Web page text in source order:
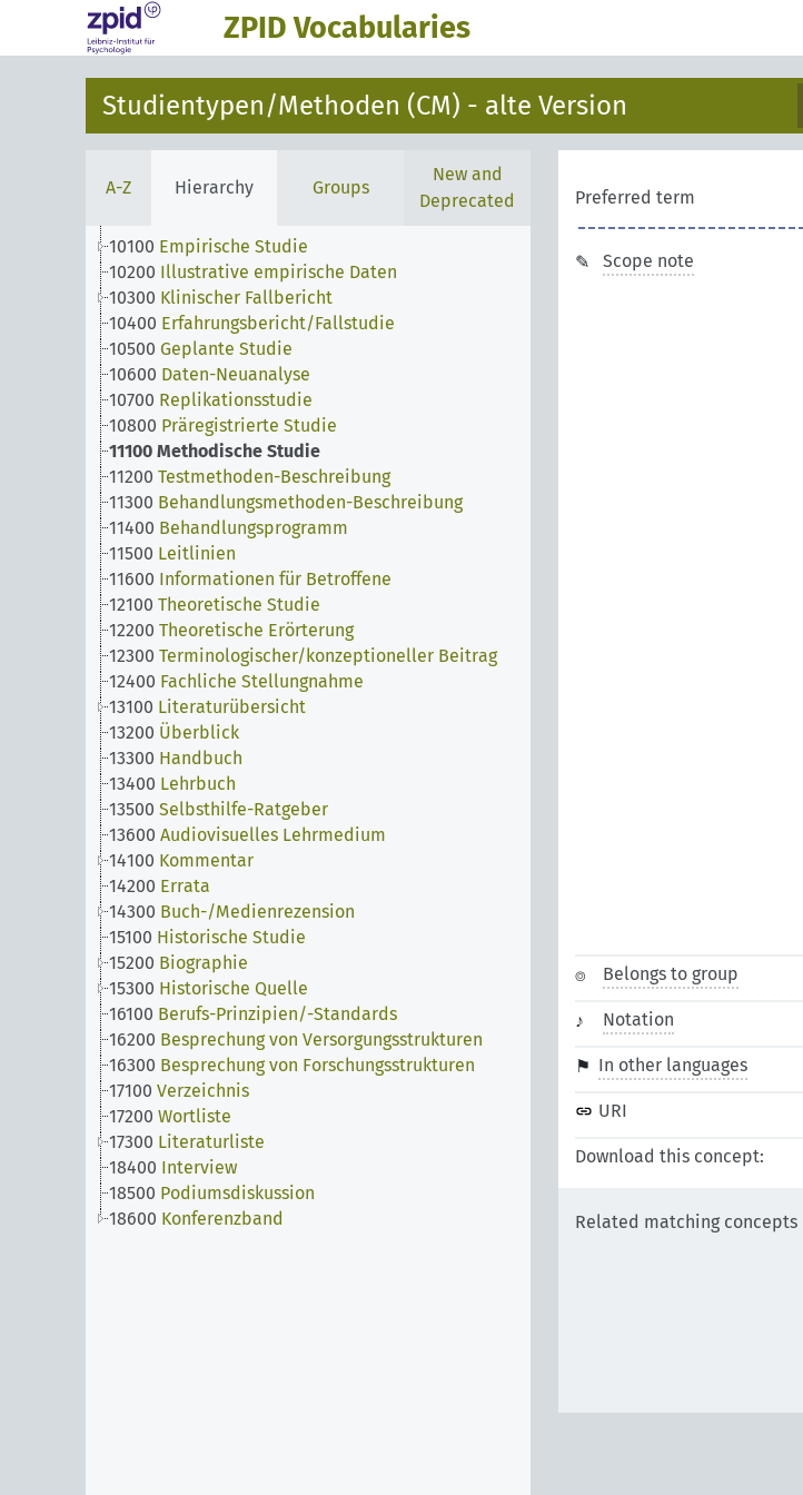
ZPID Vocabularies
Studientypen/Methoden (CM) - alte Version
A-Z Hierarchy Groups
New and
Deprecated
10100 Empirische Studie
10200 Illustrative empirische Daten
10300 Klinischer Fallbericht
10400 Erfahrungsbericht/Fallstudie
10500 Geplante Studie
10600 Daten-Neuanalyse
10700 Replikationsstudie
10800 Präregistrierte Studie
11100 Methodische Studie
11200 Testmethoden-Beschreibung
11300 Behandlungsmethoden-Beschreibung
11400 Behandlungsprogramm
11500 Leitlinien
11600 Informationen für Betroffene
12100 Theoretische Studie
12200 Theoretische Erörterung
12300 Terminologischer/konzeptioneller Beitrag
12400 Fachliche Stellungnahme
13100 Literaturübersicht
13200 Überblick
13300 Handbuch
13400 Lehrbuch
13500 Selbsthilfe-Ratgeber
13600 Audiovisuelles Lehrmedium
14100 Kommentar
14200 Errata
14300 Buch-/Medienrezension
15100 Historische Studie
15200 Biographie
15300 Historische Quelle
16100 Berufs-Prinzipien/-Standards
16200 Besprechung von Versorgungsstrukturen
16300 Besprechung von Forschungsstrukturen
17100 Verzeichnis
17200 Wortliste
17300 Literaturliste
18400 Interview
18500 Podiumsdiskussion
18600 Konferenzband
Preferred term
Scope note
Belongs to group
Notation
In other languages
URI
Download this concept:
Related matching concepts